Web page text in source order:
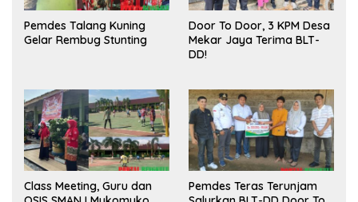
Pemdes Talang Kuning
Gelar Rembug Stunting
Door To Door, 3 KPM Desa
Mekar Jaya Terima BLT-
DD!
Class Meeting, Guru dan
Pemdes Teras Terunjam